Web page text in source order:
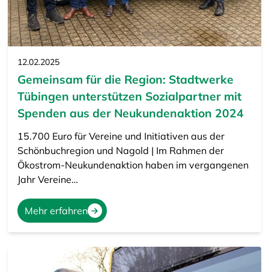
12.02.2025
Gemeinsam für die Region: Stadtwerke
Tübingen unterstützen Sozialpartner mit
Spenden aus der Neukundenaktion 2024
15.700 Euro für Vereine und Initiativen aus der
Schönbuchregion und Nagold | Im Rahmen der
Ökostrom-Neukundenaktion haben im vergangenen
Jahr Vereine…
Mehr erfahren